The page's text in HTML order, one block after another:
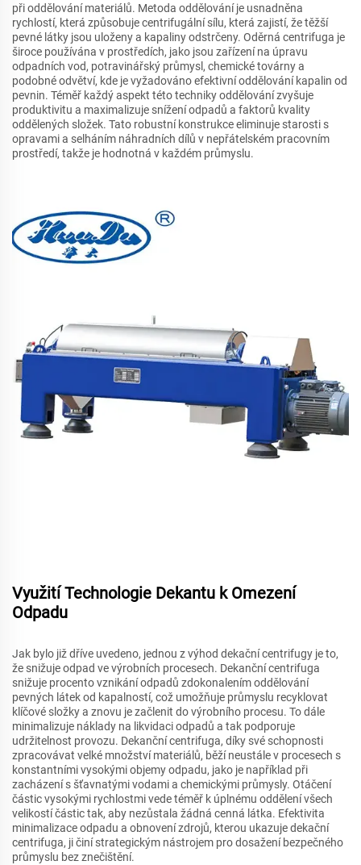
při oddělování materiálů. Metoda oddělování je usnadněna
rychlostí, která způsobuje centrifugální sílu, která zajistí, že těžší
pevné látky jsou uloženy a kapaliny odstrčeny. Oděrná centrifuga je
široce používána v prostředích, jako jsou zařízení na úpravu
odpadních vod, potravinářský průmysl, chemické továrny a
podobné odvětví, kde je vyžadováno efektivní oddělování kapalin od
pevnin. Téměř každý aspekt této techniky oddělování zvyšuje
produktivitu a maximalizuje snížení odpadů a faktorů kvality
oddělených složek. Tato robustní konstrukce eliminuje starosti s
opravami a selháním náhradních dílů v nepřátelském pracovním
prostředí, takže je hodnotná v každém průmyslu.
Využití Technologie Dekantu k Omezení
Odpadu
Jak bylo již dříve uvedeno, jednou z výhod dekační centrifugy je to,
že snižuje odpad ve výrobních procesech. Dekanční centrifuga
snižuje procento vznikání odpadů zdokonalením oddělování
pevných látek od kapalností, což umožňuje průmyslu recyklovat
klíčové složky a znovu je začlenit do výrobního procesu. To dále
minimalizuje náklady na likvidaci odpadů a tak podporuje
udržitelnost provozu. Dekanční centrifuga, díky své schopnosti
zpracovávat velké množství materiálů, běží neustále v procesech s
konstantními vysokými objemy odpadu, jako je například při
zacházení s šťavnatými vodami a chemickými průmysly. Otáčení
částic vysokými rychlostmi vede téměř k úplnému oddělení všech
velikostí částic tak, aby nezůstala žádná cenná látka. Efektivita
minimalizace odpadu a obnovení zdrojů, kterou ukazuje dekační
centrifuga, ji činí strategickým nástrojem pro dosažení bezpečného
průmyslu bez znečištění.